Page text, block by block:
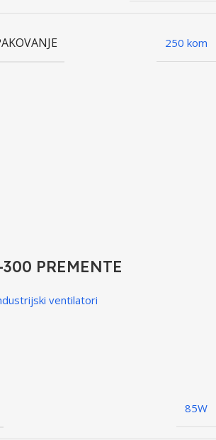
250 kom
PREMENTE
ventilatori
85W